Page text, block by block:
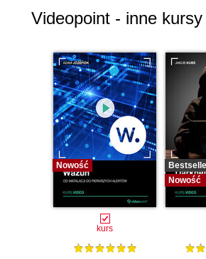
Videopoint - inne kursy
Nowość
kurs
Nowość